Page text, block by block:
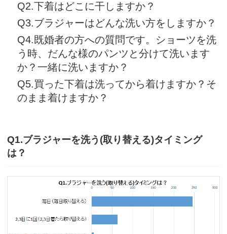
Q2.下着はどこに干しますか？
Q3.ブラジャーはどんな洗い方をしますか？
Q4.既婚者の方への質問です。ショーツを洗
う時、だんな様のパンツと分けて洗います
か？一緒に洗いますか？
Q5.買った下着は洗ってから着けますか？そ
のまま着けますか？
Q1.ブラジャーを洗う(取り替える)タイミング
は？